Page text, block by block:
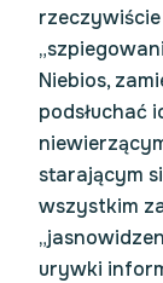
rzeczywiście
Niebios,
podsłuchać
starającym
wszystkim
urywki